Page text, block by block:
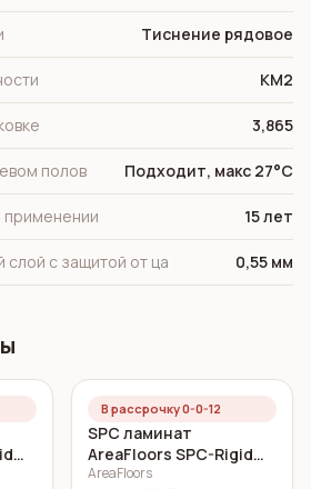
Тиснение рядовое
КМ2
3,865
полов Подходит, макс 27°C
применении 15 лет
с защитой от ца 0,55 мм
В рассрочку 0-0-12
SPC ламинат
AreaFloors SPC-Rigid
Click Осенний дуб
AreaFloors